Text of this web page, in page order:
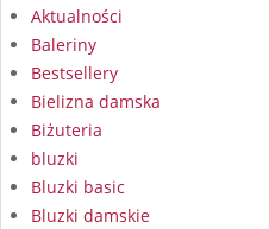
Aktualności
Baleriny
Bestsellery
Bielizna damska
Biżuteria
bluzki
Bluzki basic
Bluzki damskie